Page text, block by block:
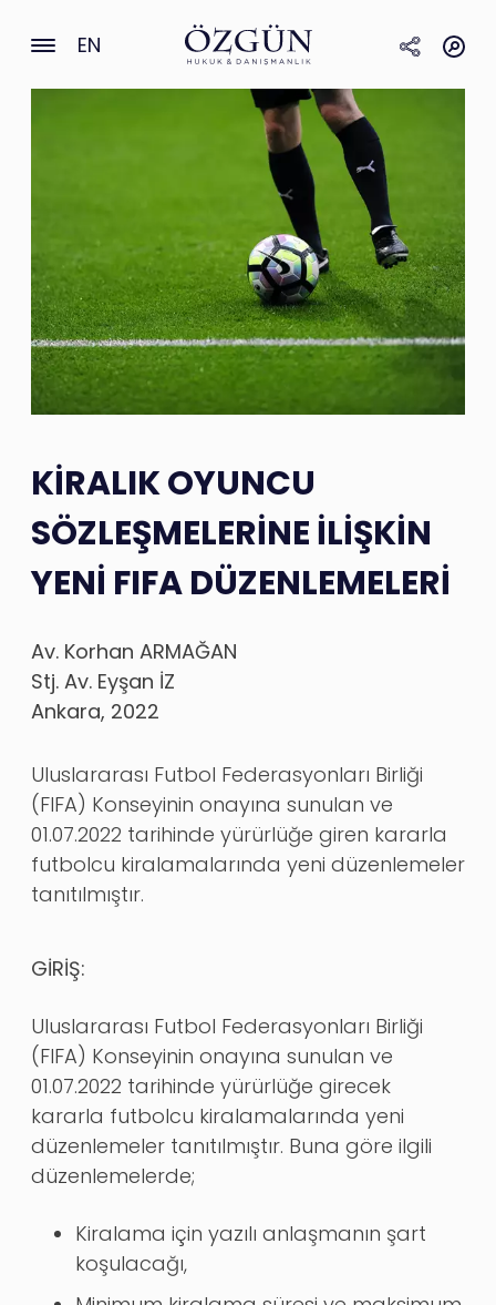
EN
Uluslararası Futbol Federasyonları Birliği
(FIFA) Konseyinin onayına sunulan ve
01.07.2022 tarihinde yürürlüğe giren kararla
futbolcu kiralamalarında yeni düzenlemeler
tanıtılmıştır.
KİRALIK OYUNCU
SÖZLEŞMELERİNE İLİŞKİN
YENİ FIFA DÜZENLEMELERİ
Av. Korhan ARMAĞAN
Stj. Av. Eyşan İZ
Ankara, 2022
GİRİŞ:
Uluslararası Futbol Federasyonları Birliği
(FIFA) Konseyinin onayına sunulan ve
01.07.2022 tarihinde yürürlüğe girecek
kararla futbolcu kiralamalarında yeni
düzenlemeler tanıtılmıştır. Buna göre ilgili
düzenlemelerde;
Kiralama için yazılı anlaşmanın şart
koşulacağı,